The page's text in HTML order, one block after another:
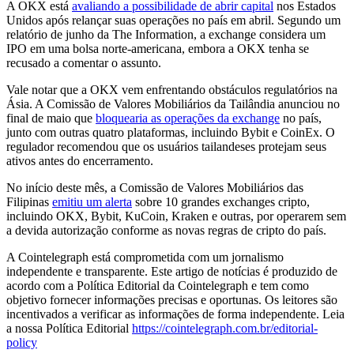
A OKX está avaliando a possibilidade de abrir capital nos Estados
Unidos após relançar suas operações no país em abril. Segundo um
relatório de junho da The Information, a exchange considera um
IPO em uma bolsa norte-americana, embora a OKX tenha se
recusado a comentar o assunto.
Vale notar que a OKX vem enfrentando obstáculos regulatórios na
Ásia. A Comissão de Valores Mobiliários da Tailândia anunciou no
final de maio que bloquearia as operações da exchange no país,
junto com outras quatro plataformas, incluindo Bybit e CoinEx. O
regulador recomendou que os usuários tailandeses protejam seus
ativos antes do encerramento.
No início deste mês, a Comissão de Valores Mobiliários das
Filipinas emitiu um alerta sobre 10 grandes exchanges cripto,
incluindo OKX, Bybit, KuCoin, Kraken e outras, por operarem sem
a devida autorização conforme as novas regras de cripto do país.
A Cointelegraph está comprometida com um jornalismo
independente e transparente. Este artigo de notícias é produzido de
acordo com a Política Editorial da Cointelegraph e tem como
objetivo fornecer informações precisas e oportunas. Os leitores são
incentivados a verificar as informações de forma independente. Leia
a nossa Política Editorial https://cointelegraph.com.br/editorial-
policy